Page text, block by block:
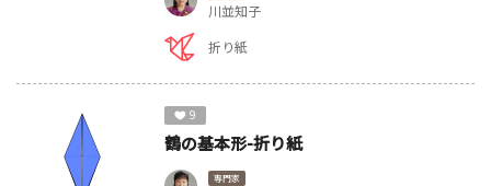
川並知子
折り紙
9
鶴の基本形-折り紙
専門家